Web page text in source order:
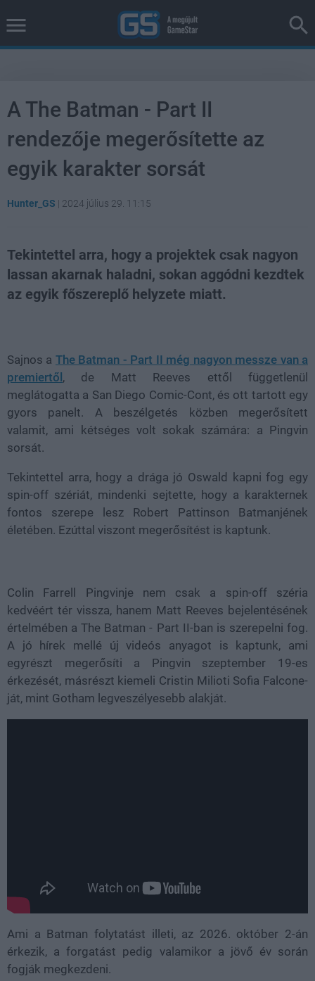
A The Batman - Part II
rendezője megerősítette az
egyik karakter sorsát
Hunter_GS | 2024 július 29. 11:15
Tekintettel arra, hogy a projektek csak nagyon
lassan akarnak haladni, sokan aggódni kezdtek
az egyik főszereplő helyzete miatt.
Sajnos a The Batman - Part II még nagyon messze van a
premiertől , de Matt Reeves ettől függetlenül
meglátogatta a San Diego Comic-Cont, és ott tartott egy
gyors panelt. A beszélgetés közben megerősített
valamit, ami kétséges volt sokak számára: a Pingvin
sorsát.
Tekintettel arra, hogy a drága jó Oswald kapni fog egy
spin-off szériát, mindenki sejtette, hogy a karakternek
fontos szerepe lesz Robert Pattinson Batmanjének
életében. Ezúttal viszont megerősítést is kaptunk.
Colin Farrell Pingvinje nem csak a spin-off széria
kedvéért tér vissza, hanem Matt Reeves bejelentésének
értelmében a The Batman - Part II-ban is szerepelni fog.
A jó hírek mellé új videós anyagot is kaptunk, ami
egyrészt megerősíti a Pingvin szeptember 19-es
érkezését, másrészt kiemeli Cristin Milioti Sofia Falcone-
ját, mint Gotham legveszélyesebb alakját.
Ami a Batman folytatást illeti, az 2026. október 2-án
érkezik, a forgatást pedig valamikor a jövő év során
fogják megkezdeni.